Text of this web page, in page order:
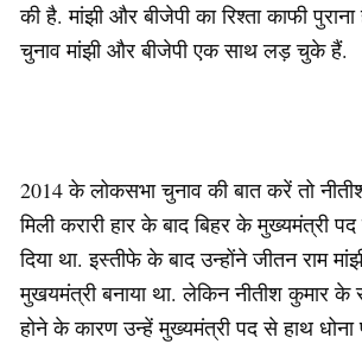
की है. मांझी और बीजेपी का रिश्ता काफी
चुनाव मांझी और बीजेपी एक साथ लड़ चुके हैं.
2014 के लोकसभा चुनाव की बात करें तो
मिली करारी हार के बाद बिहर के मुख्यमंत्री
दिया था. इस्तीफे के बाद उन्होंने जीतन राम
मुखयमंत्री बनाया था. लेकिन नीतीश कुमार
होने के कारण उन्हें मुख्यमंत्री पद से हाथ